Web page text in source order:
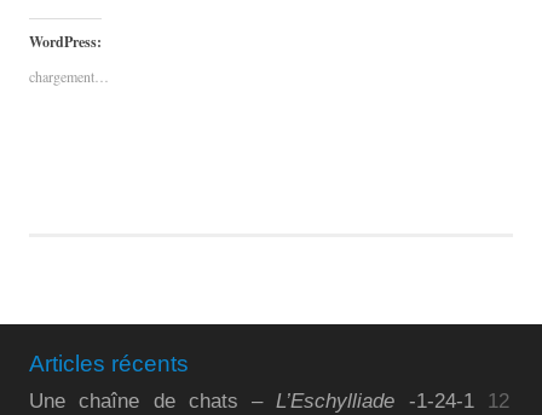
WordPress:
chargement…
Articles récents
Une chaîne de chats –L’Eschylliade -1-24-1
12